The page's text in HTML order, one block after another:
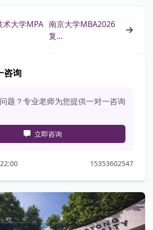
术大学MPA 南京大学MBA2026
复...
咨询
题？专业老师为您提供一对一咨询
立即咨询
15353602547